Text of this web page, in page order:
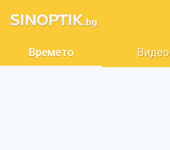
Времето Видео